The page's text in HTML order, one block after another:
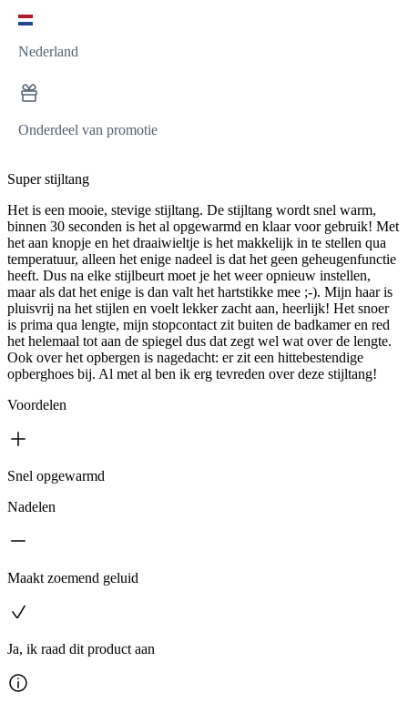
Nederland
Onderdeel van promotie
Super stijltang
Het is een mooie, stevige stijltang. De stijltang wordt snel warm,
binnen 30 seconden is het al opgewarmd en klaar voor gebruik! Met
het aan knopje en het draaiwieltje is het makkelijk in te stellen qua
temperatuur, alleen het enige nadeel is dat het geen geheugenfunctie
heeft. Dus na elke stijlbeurt moet je het weer opnieuw instellen,
maar als dat het enige is dan valt het hartstikke mee ;-). Mijn haar is
pluisvrij na het stijlen en voelt lekker zacht aan, heerlijk! Het snoer
is prima qua lengte, mijn stopcontact zit buiten de badkamer en red
het helemaal tot aan de spiegel dus dat zegt wel wat over de lengte.
Ook over het opbergen is nagedacht: er zit een hittebestendige
opberghoes bij. Al met al ben ik erg tevreden over deze stijltang!
Voordelen
Snel opgewarmd
Nadelen
Maakt zoemend geluid
Ja, ik raad dit product aan